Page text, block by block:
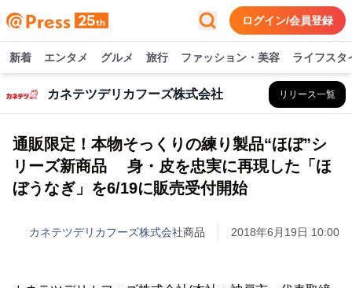
ログイン/会員登録
新着 エンタメ グルメ 旅行 ファッション・美容 ライフスタ
カネテツデリカフーズ株式会社 リリース一覧
通販限定！本物そっくりの練り製品“ほぼ”シ
リーズ新商品 身・皮を忠実に再現した「ほ
ぼうなぎ」を6/19に販売受付開始
カネテツデリカフーズ株式会社商品 2018年6月19日 10:00